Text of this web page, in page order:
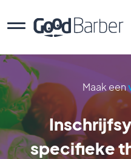
Maak een
specifieke